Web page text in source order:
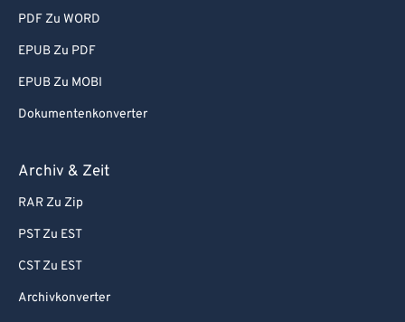
PDF Zu WORD
EPUB Zu PDF
EPUB Zu MOBI
Dokumentenkonverter
Archiv & Zeit
RAR Zu Zip
PST Zu EST
CST Zu EST
Archivkonverter